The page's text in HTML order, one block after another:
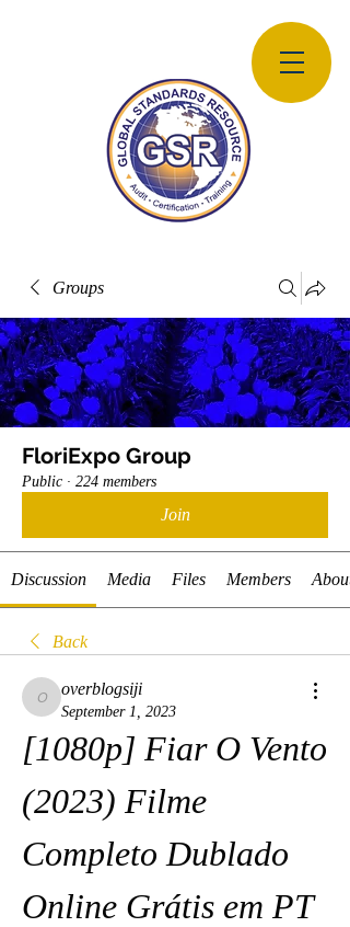
Groups
FloriExpo Group
Public · 224 members
Join
Discussion Media Files Members About
Back
overblogsiji
overblogsiji
September 1, 2023
[1080p] Fiar O Vento
(2023) Filme
Completo Dublado
Online Grátis em PT